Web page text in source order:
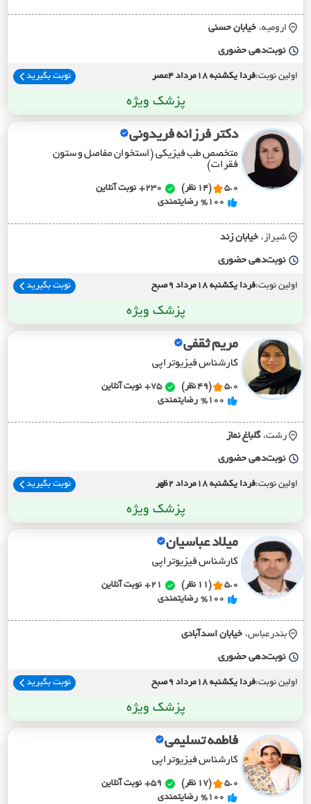
ارومیه، خيابان حسني
نوبت‌دهی حضوری
اولین نوبت:فردا یکشنبه 18مرداد 4عصر نوبت بگیرید
پزشک ویژه
دکتر فرزانه فریدونی
متخصص طب فیزیکی (استخوان مفاصل و ستون
فقرات)
5.0 (14 نظر) 230+
نوبت آنلاین
%100 رضایتمندی
شیراز، خيابان زند
نوبت‌دهی حضوری
اولین نوبت:فردا یکشنبه 18مرداد 9صبح نوبت بگیرید
پزشک ویژه
مریم ثقفی
کارشناس فیزیوتراپی
5.0 (49 نظر) 75+
نوبت آنلاین
%100 رضایتمندی
رشت، گلباغ نماز
نوبت‌دهی حضوری
اولین نوبت:فردا یکشنبه 18مرداد 2ظهر نوبت بگیرید
پزشک ویژه
میلاد عباسیان
کارشناس فیزیوتراپی
5.0 (11 نظر) 21+
نوبت آنلاین
%100 رضایتمندی
بندرعباس، خيابان اسدآبادي
نوبت‌دهی حضوری
اولین نوبت:فردا یکشنبه 18مرداد 9صبح نوبت بگیرید
پزشک ویژه
فاطمه تسلیمی
کارشناس فیزیوتراپی
5.0 (17 نظر) 59+
نوبت آنلاین
%100 رضایتمندی